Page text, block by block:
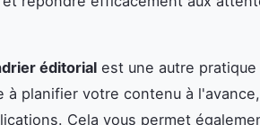
éditorial est une autre
à planifier votre contenu à
Cela vous permet